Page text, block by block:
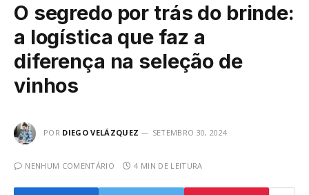
O segredo por trás do brinde:
a logística que faz a
diferença na seleção de
vinhos
POR DIEGO VELÁZQUEZ SETEMBRO 30, 2024
NENHUM COMENTÁRIO 4 MIN DE LEITURA